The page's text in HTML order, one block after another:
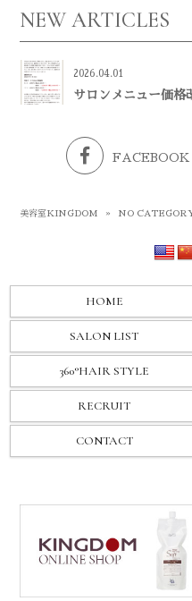
NEW ARTICLES
2026.04.01
サロンメニュー価格
FACEBOOK
美容室KINGDOM » NO
HOME
SALON LIST
360°HAIR STYLE
RECRUIT
CONTACT